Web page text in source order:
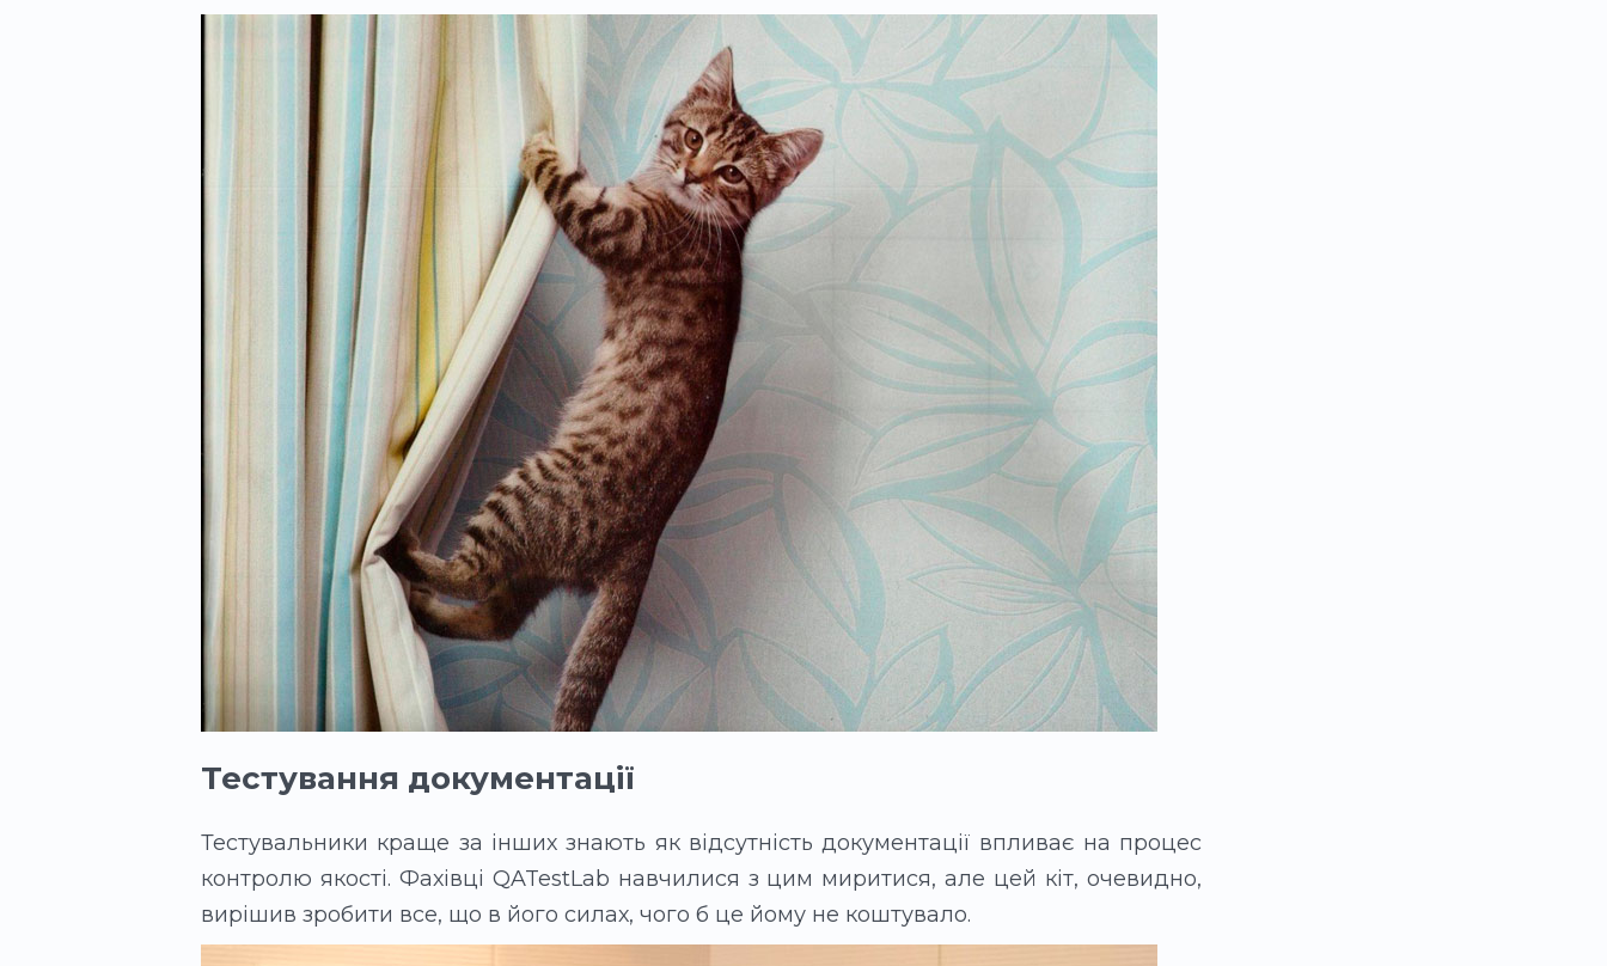
Тестування документації
Тестувальники краще за інших знають як відсутність документації впливає на процес
контролю якості. Фахівці QATestLab навчилися з цим миритися, але цей кіт, очевидно,
вирішив зробити все, що в його силах, чого б це йому не коштувало.